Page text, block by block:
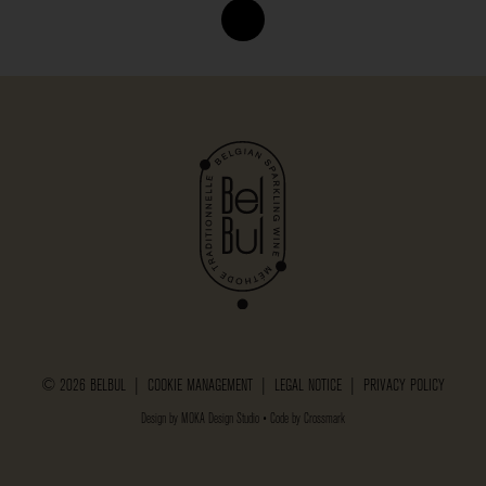
© 2026 BELBUL | COOKIE MANAGEMENT LEGAL NOTICE PRIVACY POLICY
Design by MOKA Design Studio • Code by Crossmark